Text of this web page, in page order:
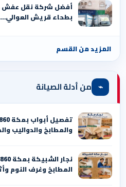
أفضل شركة نقل عفش
بطحاء قريش العوالي…
المزيد من القسم
⌁ من أدلة الصيانة
والمطابخ والدواليب
المطابخ وغرف النوم